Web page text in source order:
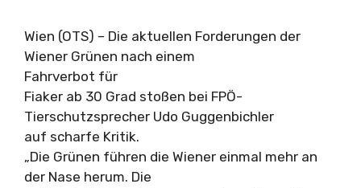
Wien (OTS) – Die aktuellen Forderungen der
Wiener Grünen nach einem
Fahrverbot für
Fiaker ab 30 Grad stoßen bei FPÖ-
Tierschutzsprecher Udo Guggenbichler
auf scharfe Kritik.
„Die Grünen führen die Wiener einmal mehr an
der Nase herum. Die